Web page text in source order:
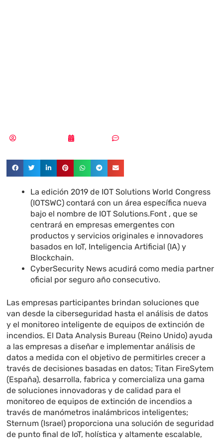
La edición 2019 de IOT Solutions World Congress
(IOTSWC) contará con un área específica nueva
bajo el nombre de IOT Solutions.Font , que se
centrará en empresas emergentes con
productos y servicios originales e innovadores
basados en IoT, Inteligencia Artificial (IA) y
Blockchain.
CyberSecurity News acudirá como media partner
oficial por seguro año consecutivo.
Las empresas participantes brindan soluciones que
van desde la ciberseguridad hasta el análisis de datos
y el monitoreo inteligente de equipos de extinción de
incendios. El Data Analysis Bureau (Reino Unido) ayuda
a las empresas a diseñar e implementar análisis de
datos a medida con el objetivo de permitirles crecer a
través de decisiones basadas en datos; Titan FireSytem
(España), desarrolla, fabrica y comercializa una gama
de soluciones innovadoras y de calidad para el
monitoreo de equipos de extinción de incendios a
través de manómetros inalámbricos inteligentes;
Sternum (Israel) proporciona una solución de seguridad
de punto final de IoT, holística y altamente escalable,